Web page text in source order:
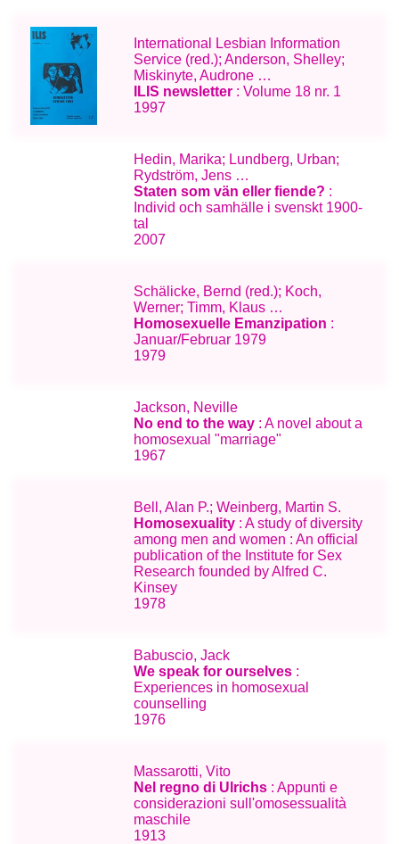
International Lesbian Information
Service (red.); Anderson, Shelley;
Miskinyte, Audrone …
ILIS newsletter : Volume 18 nr. 1
1997
Hedin, Marika; Lundberg, Urban;
Rydström, Jens …
Staten som vän eller fiende? :
Individ och samhälle i svenskt 1900-
tal
2007
Schälicke, Bernd (red.); Koch,
Werner; Timm, Klaus …
Homosexuelle Emanzipation :
Januar/Februar 1979
1979
Jackson, Neville
No end to the way : A novel about a
homosexual "marriage"
1967
Bell, Alan P.; Weinberg, Martin S.
Homosexuality : A study of diversity
among men and women : An official
publication of the Institute for Sex
Research founded by Alfred C.
Kinsey
1978
Babuscio, Jack
We speak for ourselves :
Experiences in homosexual
counselling
1976
Massarotti, Vito
Nel regno di Ulrichs : Appunti e
considerazioni sull'omosessualità
maschile
1913